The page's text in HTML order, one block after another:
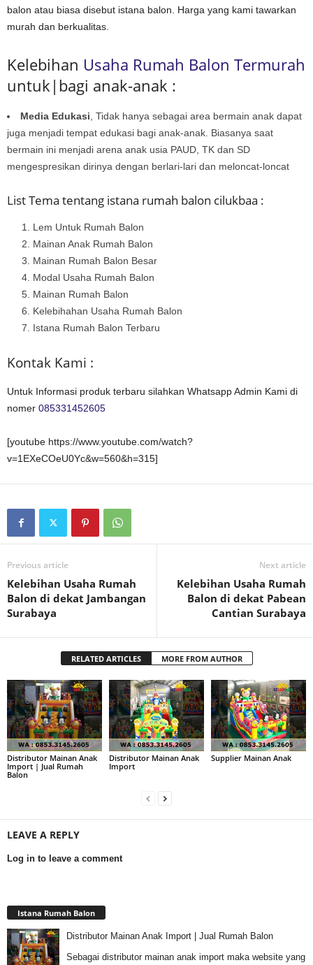
balon atau biasa disebut istana balon. Harga yang kami tawarkan
murah dan berkualitas.
Kelebihan Usaha Rumah Balon Termurah
untuk|bagi anak-anak :
Media Edukasi , Tidak hanya sebagai area bermain anak dapat
juga menjadi tempat edukasi bagi anak-anak. Biasanya saat
bermain ini menjadi arena anak usia PAUD, TK dan SD
mengespresikan dirinya dengan berlari-lari dan meloncat-loncat
List Tema tentang istana rumah balon cilukbaa :
Lem Untuk Rumah Balon
Mainan Anak Rumah Balon
Mainan Rumah Balon Besar
Modal Usaha Rumah Balon
Mainan Rumah Balon
Kelebihahan Usaha Rumah Balon
Istana Rumah Balon Terbaru
Kontak Kami :
Untuk Informasi produk terbaru silahkan Whatsapp Admin Kami di
nomer 085331452605
[youtube https://www.youtube.com/watch?
v=1EXeCOeU0Yc&w=560&h=315]
Previous article
Kelebihan Usaha Rumah
Balon di dekat Jambangan
Surabaya
Next article
Kelebihan Usaha Rumah
Balon di dekat Pabean
Cantian Surabaya
RELATED ARTICLES MORE FROM AUTHOR
Distributor Mainan Anak
Import | Jual Rumah
Balon
Distributor Mainan Anak
Import
Supplier Mainan Anak
LEAVE A REPLY
Log in to leave a comment
Istana Rumah Balon
Distributor Mainan Anak Import | Jual Rumah Balon
Sebagai distributor mainan anak import maka website yang